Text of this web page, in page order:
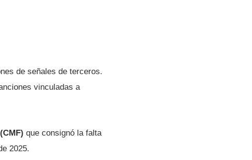
de señales de terceros.
vinculadas a
(CMF) que consignó la falta
2025.